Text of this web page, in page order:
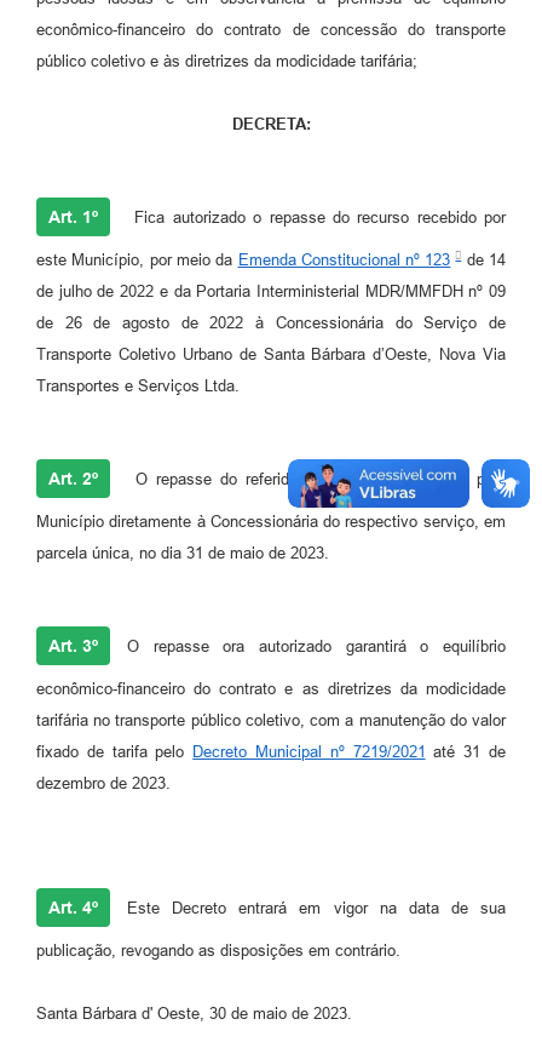
Plano Municipal de Segurança Pública
econômico-financeiro do contrato de concessão do transporte
público coletivo e às diretrizes da modicidade tarifária;
DECRETA:
Art. 1º Fica autorizado o repasse do recurso recebido por
este Município, por meio da Emenda Constitucional nº 123
de 14
de julho de 2022 e da Portaria Interministerial MDR/MMFDH nº 09
de 26 de agosto de 2022 à Concessionária do Serviço de
Transporte Coletivo Urbano de Santa Bárbara d’Oeste, Nova Via
Transportes e Serviços Ltda.
Art. 2º O repasse do referido recurso será realizado pelo
Município diretamente à Concessionária do respectivo serviço, em
parcela única, no dia 31 de maio de 2023.
Art. 3º O repasse ora autorizado garantirá o equilíbrio
econômico-financeiro do contrato e as diretrizes da modicidade
tarifária no transporte público coletivo, com a manutenção do valor
fixado de tarifa pelo Decreto Municipal nº 7219/2021 até 31 de
dezembro de 2023.
Art. 4º Este Decreto entrará em vigor na data de sua
publicação, revogando as disposições em contrário.
Santa Bárbara d' Oeste, 30 de maio de 2023.